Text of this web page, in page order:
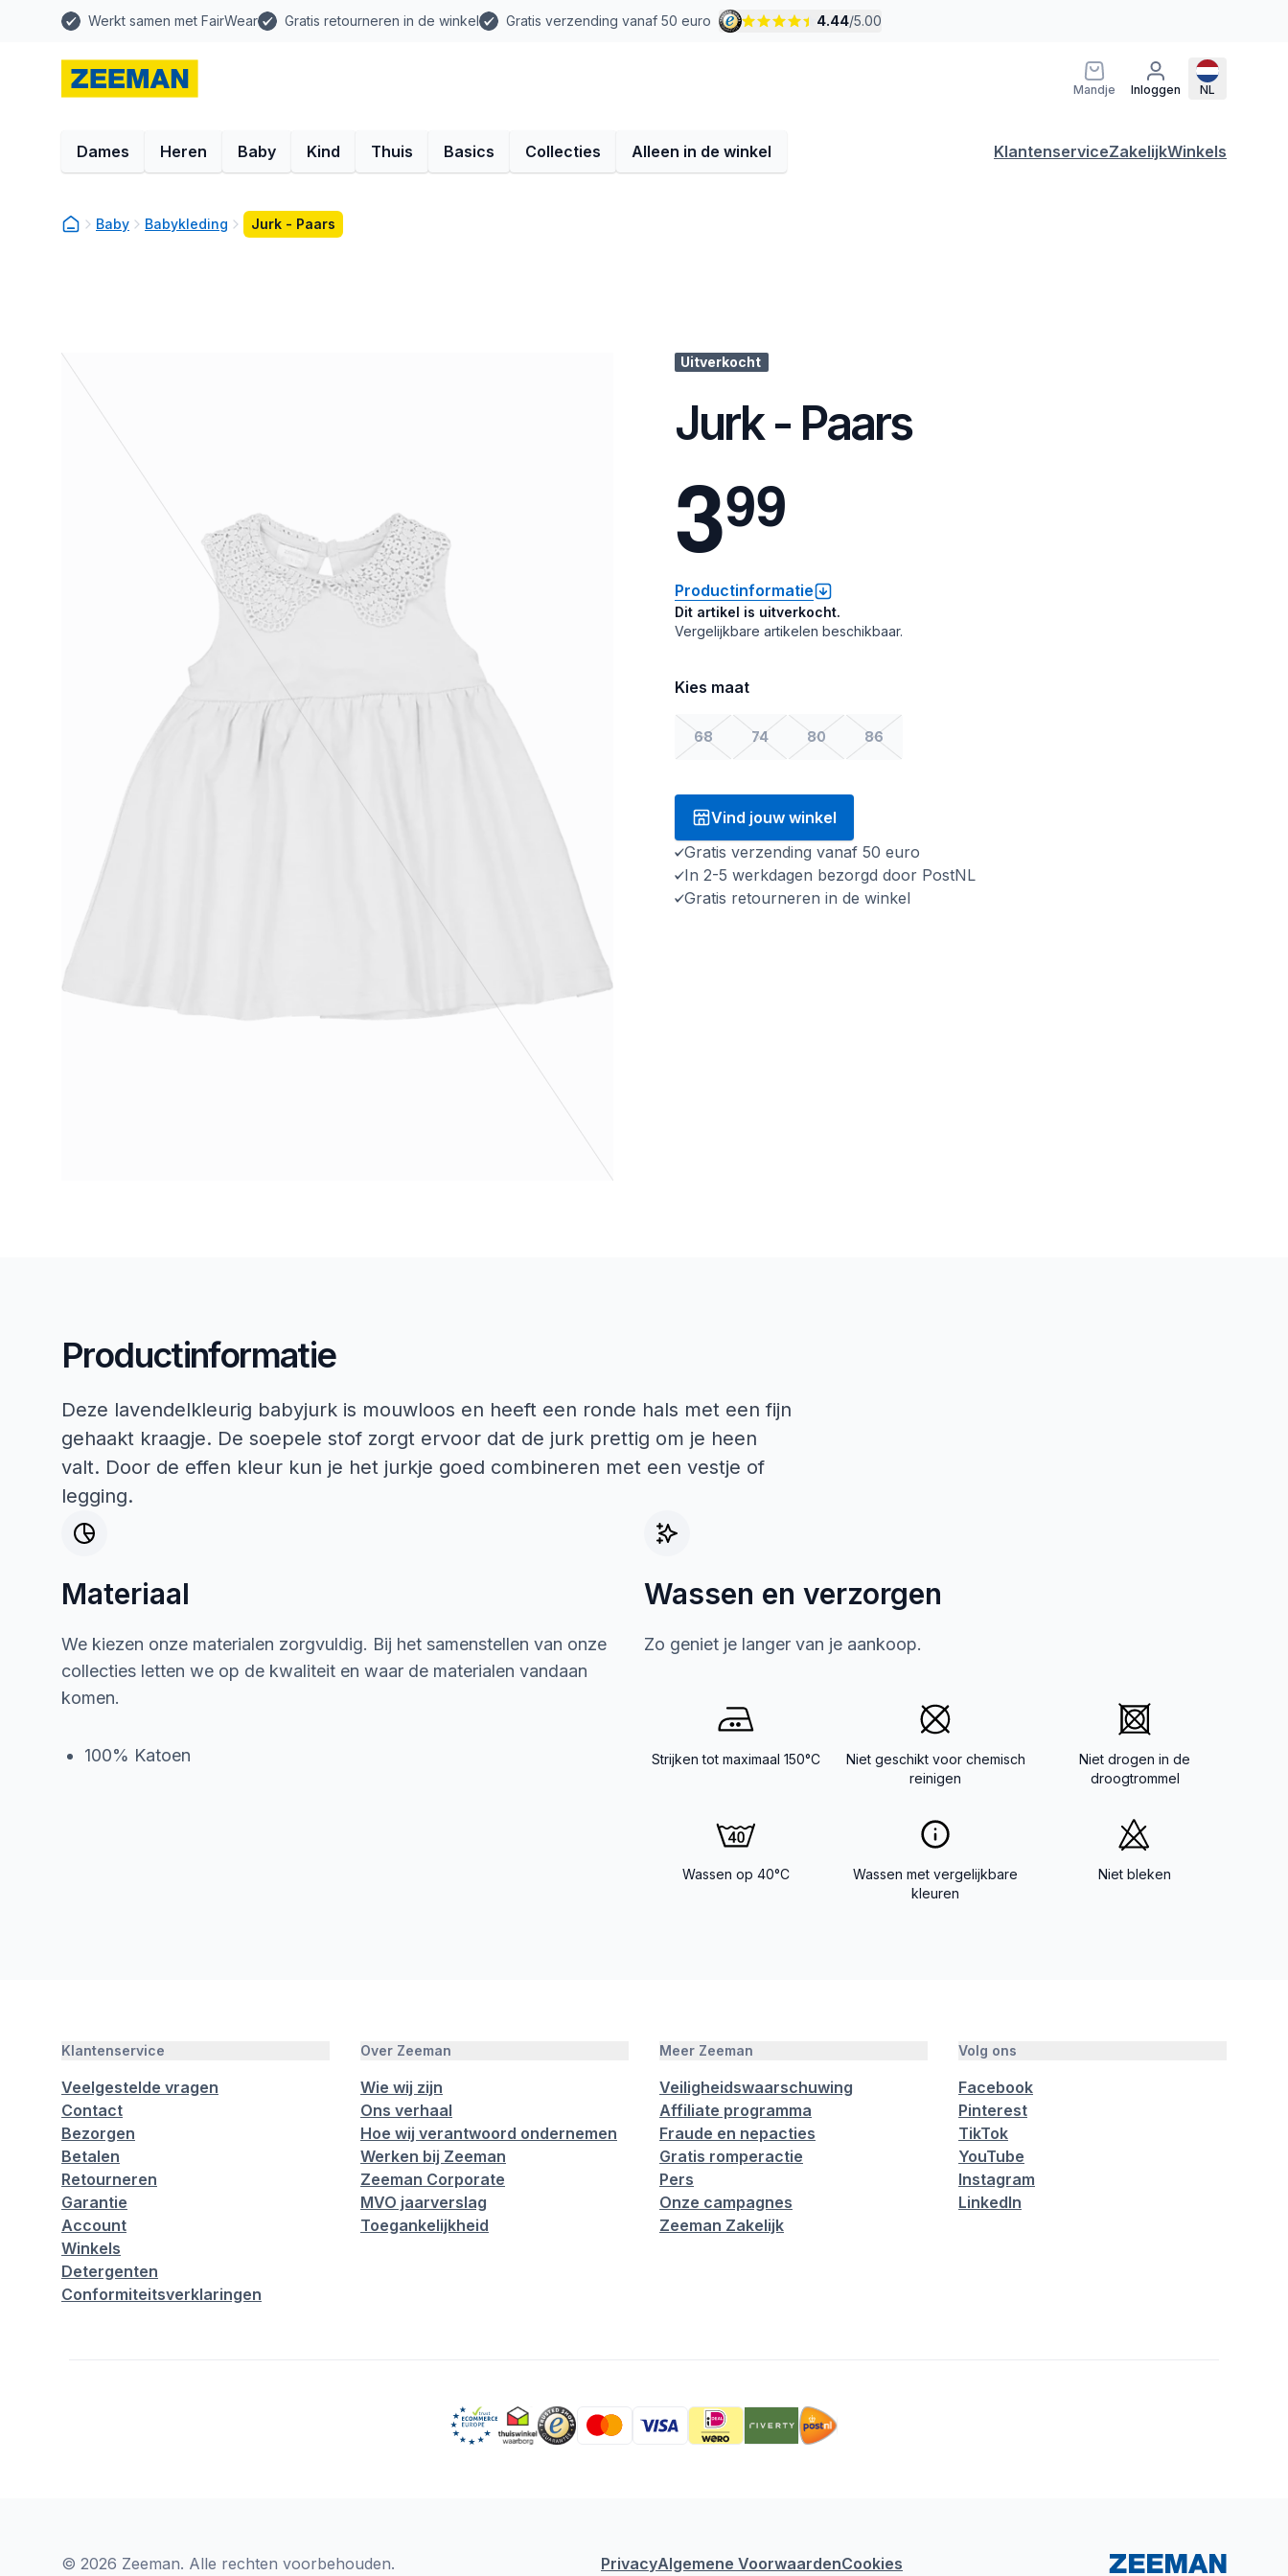
Werkt samen met FairWear Gratis retourneren in de winkel Gratis verzending vanaf 50 euro 4.44/5.00
Mandje Inloggen NL
Dames Heren Baby Kind Thuis Basics Collecties Alleen in de winkel KlantenserviceZakelijkWinkels
Baby Babykleding Jurk - Paars
Uitverkocht
Jurk - Paars
399
Productinformatie
Dit artikel is uitverkocht.
Vergelijkbare artikelen beschikbaar.
Kies maat
68 74 80 86
Vind jouw winkel
Gratis verzending vanaf 50 euro
In 2-5 werkdagen bezorgd door PostNL
Gratis retourneren in de winkel
Productinformatie
Deze lavendelkleurig babyjurk is mouwloos en heeft een ronde hals met een fijn
gehaakt kraagje. De soepele stof zorgt ervoor dat de jurk prettig om je heen
valt. Door de effen kleur kun je het jurkje goed combineren met een vestje of
legging.
Materiaal
We kiezen onze materialen zorgvuldig. Bij het samenstellen van onze
collecties letten we op de kwaliteit en waar de materialen vandaan
komen.
100% Katoen
Wassen en verzorgen
Zo geniet je langer van je aankoop.
Strijken tot maximaal 150°C
Niet geschikt voor chemisch
reinigen
Niet drogen in de
droogtrommel
Wassen op 40°C
Wassen met vergelijkbare
kleuren
Niet bleken
Klantenservice
Veelgestelde vragen
Contact
Bezorgen
Betalen
Retourneren
Garantie
Account
Winkels
Detergenten
Conformiteitsverklaringen
Over Zeeman
Wie wij zijn
Ons verhaal
Hoe wij verantwoord ondernemen
Werken bij Zeeman
Zeeman Corporate
MVO jaarverslag
Toegankelijkheid
Meer Zeeman
Veiligheidswaarschuwing
Affiliate programma
Fraude en nepacties
Gratis romperactie
Pers
Onze campagnes
Zeeman Zakelijk
Volg ons
Facebook
Pinterest
TikTok
YouTube
Instagram
LinkedIn
© 2026 Zeeman. Alle rechten voorbehouden. PrivacyAlgemene VoorwaardenCookies